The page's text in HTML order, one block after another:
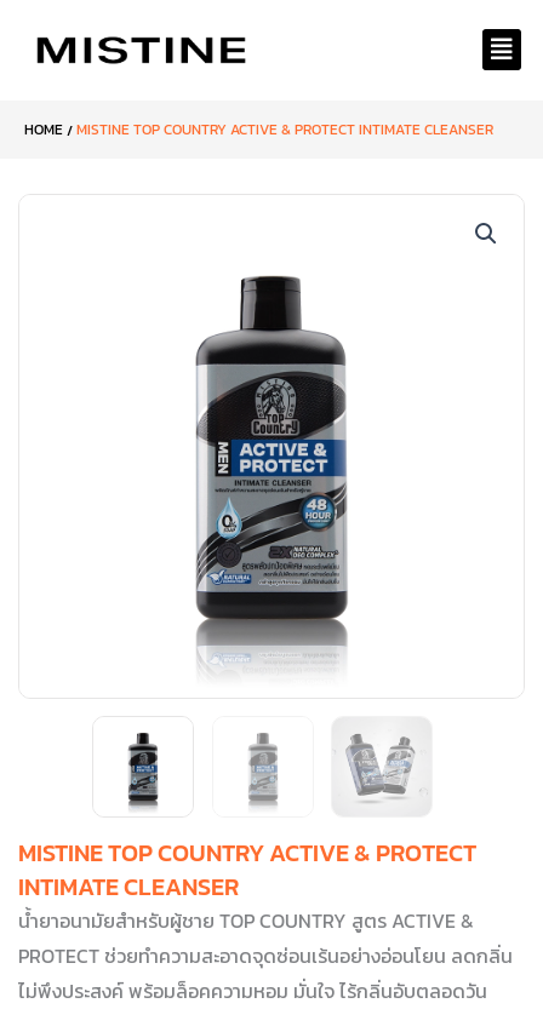
HOME/MISTINE TOP COUNTRY ACTIVE & PROTECT INTIMATE CLEANSER
MISTINE TOP COUNTRY ACTIVE & PROTECT
INTIMATE CLEANSER
น้ำยาอนามัยสำหรับผู้ชาย TOP COUNTRY สูตร ACTIVE &
PROTECT ช่วยทำความสะอาดจุดซ่อนเร้นอย่างอ่อนโยน ลดกลิ่น
ไม่พึงประสงค์ พร้อมล็อคความหอม มั่นใจ ไร้กลิ่นอับตลอดวัน